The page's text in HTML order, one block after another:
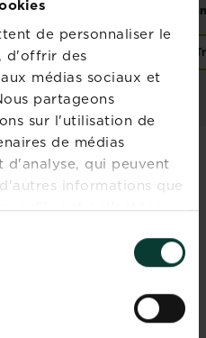
de personnaliser le
d'offrir des
médias sociaux et
partageons
sur l'utilisation de
de médias
d'analyse, qui peuvent
informations que
qu'ils ont collectées
tourbe
Trouver un magasin
sur-